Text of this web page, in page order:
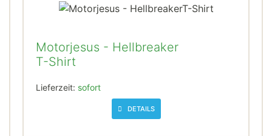
Motorjesus - Hellbreaker
T-Shirt
Lieferzeit: sofort
DETAILS